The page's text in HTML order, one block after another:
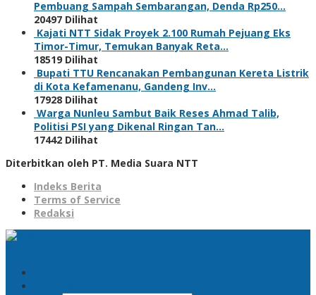
Pembuang Sampah Sembarangan, Denda Rp250…
20497 Dilihat
Kajati NTT Sidak Proyek 2.100 Rumah Pejuang Eks
Timor-Timur, Temukan Banyak Reta…
18519 Dilihat
Bupati TTU Rencanakan Pembangunan Kereta Listrik
di Kota Kefamenanu, Gandeng Inv…
17928 Dilihat
Warga Nunleu Sambut Baik Reses Ahmad Talib,
Politisi PSI yang Dikenal Ringan Tan…
17442 Dilihat
Diterbitkan oleh PT. Media Suara NTT
Indeks Berita
Terms of Service
Redaksi